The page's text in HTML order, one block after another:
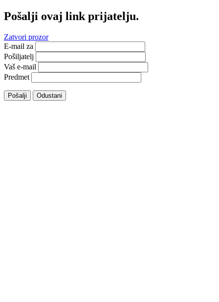
Pošalji ovaj link prijatelju.
Zatvori prozor
E-mail za
Pošiljatelj
Vaš e-mail
Predmet
Pošalji Odustani